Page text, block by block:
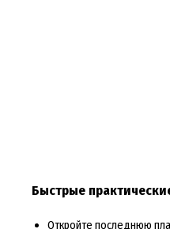
Быстрые
Откройте последнюю